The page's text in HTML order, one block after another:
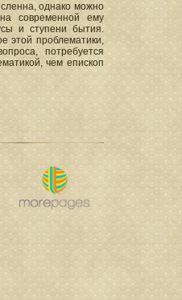
однако можно
современной ему
и ступени бытия.
этой проблематики,
потребуется
чем епископ